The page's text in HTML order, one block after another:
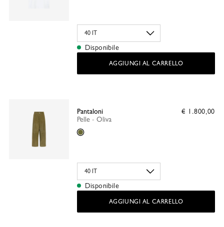
Disponibile
AGGIUNGI AL CARRELLO
Pantaloni
Pelle - Oliva
Oliva
€ 1.800,00
Disponibile
AGGIUNGI AL CARRELLO